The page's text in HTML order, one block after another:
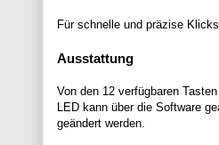
Für schnelle und präzise
Ausstattung
Von den 12 verfügbaren
LED kann über die Software
geändert werden.